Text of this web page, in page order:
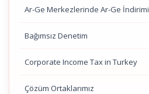
Ar-Ge Merkezlerinde Ar-Ge İndirimi
Bağımsız Denetim
Corporate Income Tax in Turkey
Çözüm Ortaklarımız